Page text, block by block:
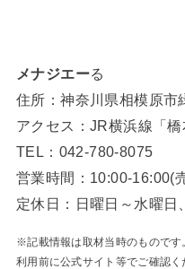
メナジエーる
住所：神奈川県相模原市
アクセス：JR横浜線「
TEL：042-780-8075
営業時間：10:00‐16:00(
定休日：日曜日～水曜
※記載情報は取材当時のもので
利用前に公式サイト等でご確認く